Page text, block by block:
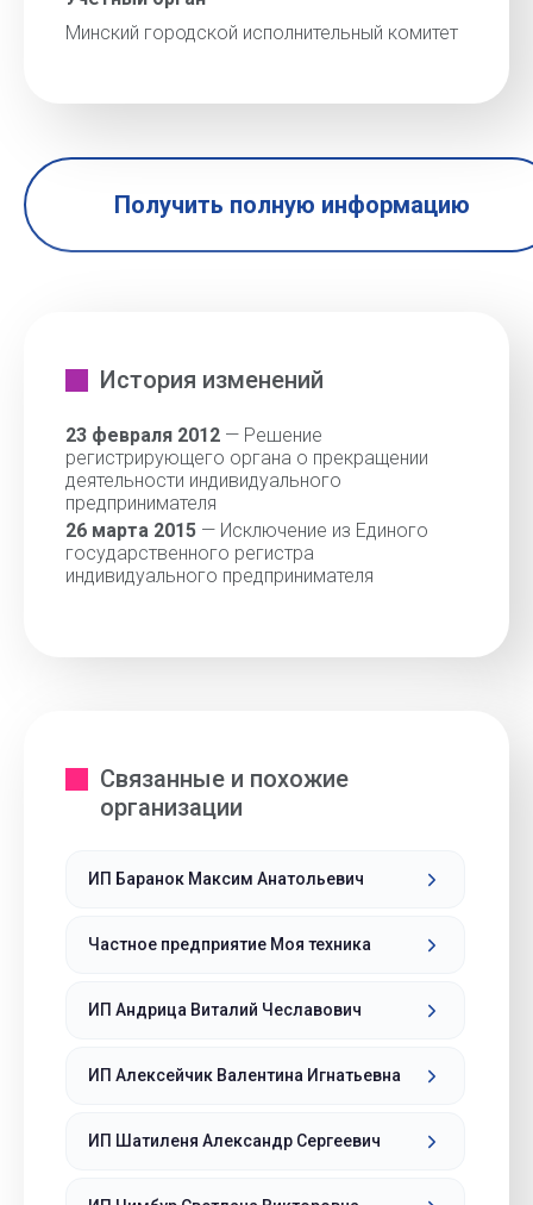
Минский городской исполнительный комитет
Получить полную информацию
История изменений
23 февраля 2012 — Решение
регистрирующего органа о прекращении
деятельности индивидуального
предпринимателя
26 марта 2015 — Исключение из Единого
государственного регистра
индивидуального предпринимателя
Связанные и похожие
организации
ИП Баранок Максим Анатольевич
Частное предприятие Моя техника
ИП Андрица Виталий Чеславович
ИП Алексейчик Валентина Игнатьевна
ИП Шатиленя Александр Сергеевич